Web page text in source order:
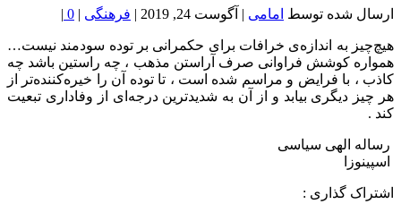
ارسال شده توسط امامی | آگوست 24, 2019 | فرهنگی |
0
|
هیچ‌چیز به اندازه‌ی خرافات برای حکمرانی بر توده سودمند نیست…
همواره کوشش فراوانی صرف آراستن مذهب ، چه راستین باشد چه
کاذب ، با فرایض و مراسم شده است ، تا توده آن را خیره‌کننده‌تر از
هر چیز دیگری بیابد و از آن به شدید‌ترین درجه‌ای از وفاداری تبعیت
کند .
‏⁧ رساله الهی سیاسی ⁩
‏⁧ اسپینوزا ⁩
اشتراک گذاری :